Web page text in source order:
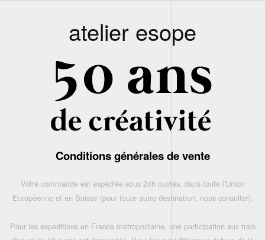
atelier esope
Conditions générales de vente
Votre commande est expédiée sous 24h ouvrés, dans toute l'Union
Européenne et en Suisse (pour toute autre destination, nous consulter),
Pour les expéditions en France métropolitaine, une participation aux frais